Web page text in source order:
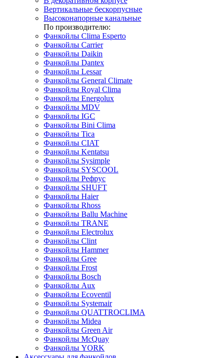
Вертикальные бескорпусные
Высоконапорные канальные
По производителю:
Фанкойлы Clima Esperto
Фанкойлы Carrier
Фанкойлы Daikin
Фанкойлы Dantex
Фанкойлы Lessar
Фанкойлы General Climate
Фанкойлы Royal Clima
Фанкойлы Energolux
Фанкойлы MDV
Фанкойлы IGC
Фанкойлы Bini Clima
Фанкойлы Tica
Фанкойлы CIAT
Фанкойлы Kentatsu
Фанкойлы Sysimple
Фанкойлы SYSCOOL
Фанкойлы Рефрус
Фанкойлы SHUFT
Фанкойлы Haier
Фанкойлы Rhoss
Фанкойлы Ballu Machine
Фанкойлы TRANE
Фанкойлы Electrolux
Фанкойлы Clint
Фанкойлы Hammer
Фанкойлы Gree
Фанкойлы Frost
Фанкойлы Bosch
Фанкойлы Aux
Фанкойлы Ecoventil
Фанкойлы Systemair
Фанкойлы QUATTROCLIMA
Фанкойлы Midea
Фанкойлы Green Air
Фанкойлы McQuay
Фанкойлы YORK